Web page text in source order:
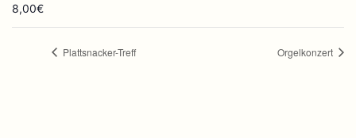
8,00€
Plattsnacker-Treff Orgelkonzert